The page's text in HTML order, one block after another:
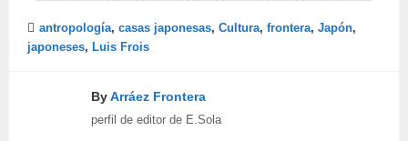
antropología, casas japonesas, Cultura, frontera, Japón,
japoneses, Luis Frois
ByArráez Frontera
perfil de editor de E.Sola